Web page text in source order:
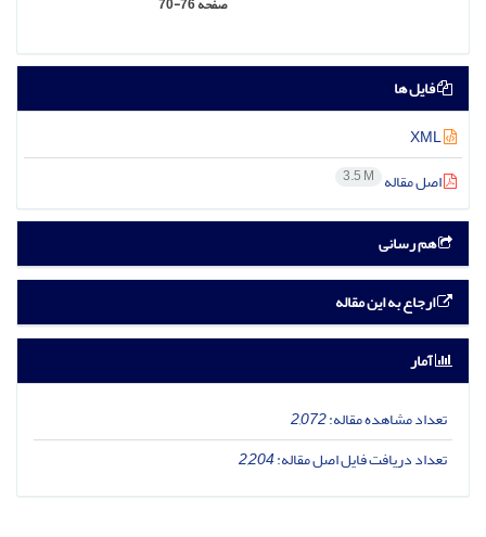
فایل ها
اصل مقاله 3.5 M
هم رسانی
ارجاع به این مقاله
آمار
تعداد مشاهده مقاله:2,072
تعداد دریافت فایل اصل مقاله:2,204